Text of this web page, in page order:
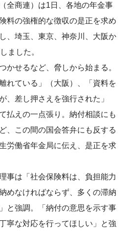
全商連）は1日、各地の年金事
料の強権的な徴収の是正を求め
、埼玉、東京、神奈川、大阪か
ました。
せるなど、脅しから始まる。
れている」（大阪）、「資料を
、差し押さえを強行された」
払えの一点張り。納付相談にも
、この間の国会答弁にも反する
労働省年金局に伝え、是正を求
事は「社会保険料は、負担能力
めなければならず、多くの滞納
と強調。「納付の意思を示す事
寧な対応を行ってほしい」と強